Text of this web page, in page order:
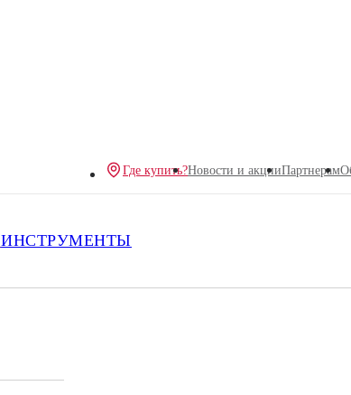
Где купить?Новости и акцииПартнерам
ИНСТРУМЕНТЫ